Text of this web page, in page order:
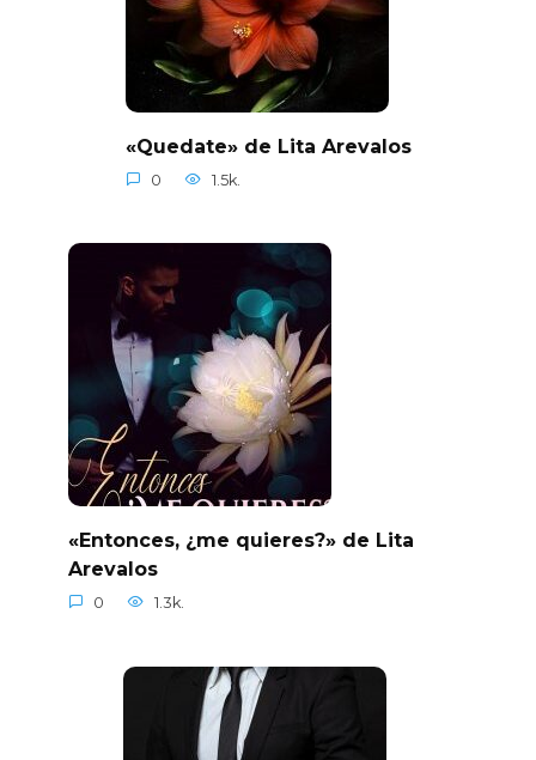
«Quedate» de Lita Arevalos
0 1.5k.
«Entonces, ¿me quieres?» de Lita
Arevalos
0 1.3k.